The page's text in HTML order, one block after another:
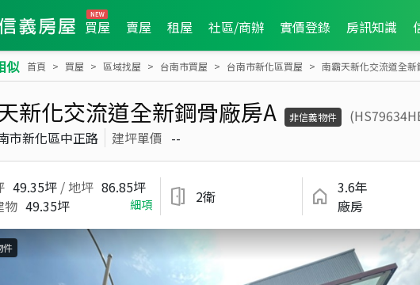
買屋 賣屋 租屋 社區/商辦 實價登錄 房訊知識
似 首頁 買屋 區域找屋 台南市買屋 台南市新化區買屋 南霸天新化交流道全新
新化交流道全新鋼骨廠房A 非信義物件
市新化區中正路 建坪單價 --
49.35坪 / 地坪 86.85坪
物 49.35坪 細項 2衛
3.6年
廠房
件